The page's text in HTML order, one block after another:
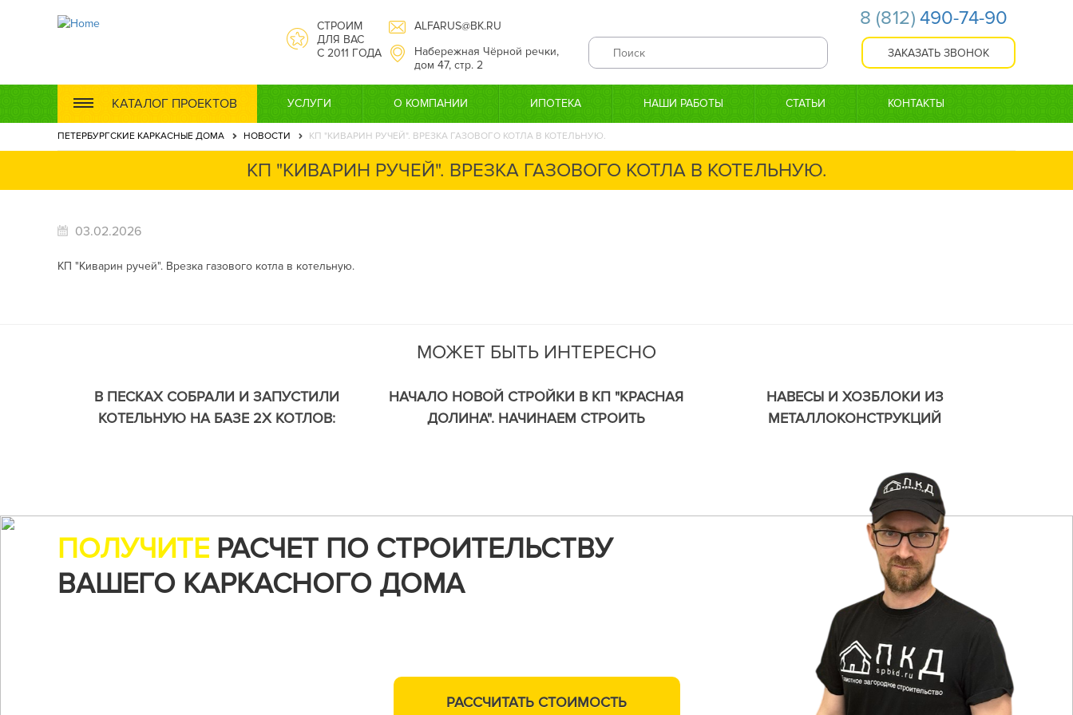
СТРОИМ
ДЛЯ ВАС
С 2011 ГОДА
ALFARUS@BK.RU
Набережная Чёрной речки,
дом 47, стр. 2
8 (812) 490-74-90
КАТАЛОГ ПРОЕКТОВ УСЛУГИ О КОМПАНИИ ИПОТЕКА НАШИ РАБОТЫ СТАТЬИ КОНТАКТЫ
ПЕТЕРБУРГСКИЕ КАРКАСНЫЕ ДОМА НОВОСТИ КП "КИВАРИН РУЧЕЙ". ВРЕЗКА ГАЗОВОГО КОТЛА В КОТЕЛЬНУЮ.
КП "КИВАРИН РУЧЕЙ". ВРЕЗКА ГАЗОВОГО КОТЛА В КОТЕЛЬНУЮ.
03.02.2026
КП "Киварин ручей". Врезка газового котла в котельную.
МОЖЕТ БЫТЬ ИНТЕРЕСНО
В ПЕСКАХ СОБРАЛИ И ЗАПУСТИЛИ
КОТЕЛЬНУЮ НА БАЗЕ 2Х КОТЛОВ:
НАЧАЛО НОВОЙ СТРОЙКИ В КП "КРАСНАЯ
ДОЛИНА". НАЧИНАЕМ СТРОИТЬ
НАВЕСЫ И ХОЗБЛОКИ ИЗ
МЕТАЛЛОКОНСТРУКЦИЙ
ПОЛУЧИТЕ РАСЧЕТ ПО СТРОИТЕЛЬСТВУ
ВАШЕГО КАРКАСНОГО ДОМА
РАССЧИТАТЬ СТОИМОСТЬ